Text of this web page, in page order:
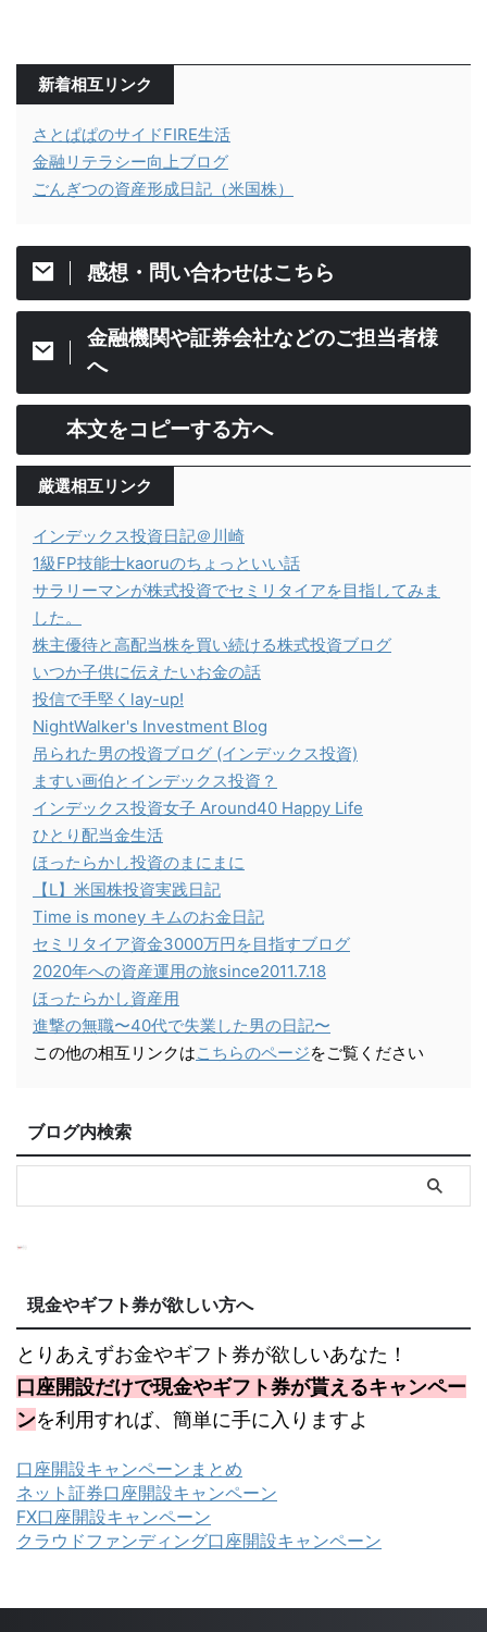
新着相互リンク
さとぱぱのサイドFIRE生活
金融リテラシー向上ブログ
ごんぎつの資産形成日記（米国株）
感想・問い合わせはこちら
金融機関や証券会社などのご担当者様
へ
本文をコピーする方へ
厳選相互リンク
インデックス投資日記＠川崎
1級FP技能士kaoruのちょっといい話
サラリーマンが株式投資でセミリタイアを目指してみま
した。
株主優待と高配当株を買い続ける株式投資ブログ
いつか子供に伝えたいお金の話
投信で手堅くlay-up!
NightWalker's Investment Blog
吊られた男の投資ブログ (インデックス投資)
ますい画伯とインデックス投資？
インデックス投資女子 Around40 Happy Life
ひとり配当金生活
ほったらかし投資のまにまに
【L】米国株投資実践日記
Time is money キムのお金日記
セミリタイア資金3000万円を目指すブログ
2020年への資産運用の旅since2011.7.18
ほったらかし資産用
進撃の無職〜40代で失業した男の日記〜
この他の相互リンクはこちらのページをご覧ください
ブログ内検索
現金やギフト券が欲しい方へ
とりあえずお金やギフト券が欲しいあなた！
口座開設だけで現金やギフト券が貰えるキャンペー
ンを利用すれば、簡単に手に入りますよ
口座開設キャンペーンまとめ
ネット証券口座開設キャンペーン
FX口座開設キャンペーン
クラウドファンディング口座開設キャンペーン